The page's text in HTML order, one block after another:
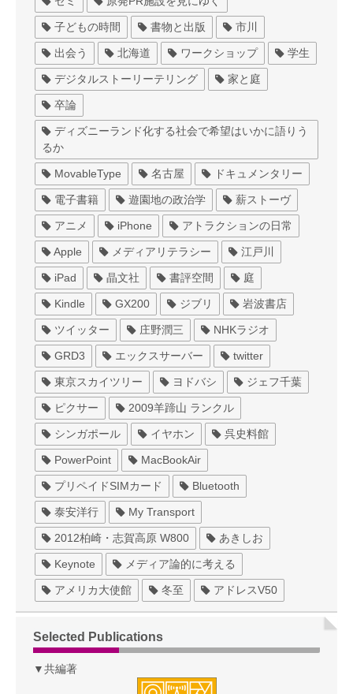
子どもの時間 書物と出版 市川
出会う 北海道 ワークショップ 学生
デジタルストーリーテリング 家と庭
卒論
ディズニーランド化する社会で希望はいかに語りう
るか
MovableType 名古屋 ドキュメンタリー
電子書籍 遊園地の政治学 薪ストーヴ
アニメ iPhone アトラクションの日常
Apple メディアリテラシー 江戸川
iPad 晶文社 書評空間 庭
Kindle GX200 ジブリ 岩波書店
ツイッター 庄野潤三 NHKラジオ
GRD3 エックスサーバー twitter
東京スカイツリー ヨドバシ ジェフ千葉
ピクサー 2009羊蹄山 ランクル
シンガポール イヤホン 呉史料館
PowerPoint MacBookAir
プリペイドSIMカード Bluetooth
泰安洋行 My Transport
2012柏崎・志賀高原 W800 あきしお
Keynote メディア論的に考える
アメリカ大使館 冬至 アドレスV50
Selected Publications
▼共編著